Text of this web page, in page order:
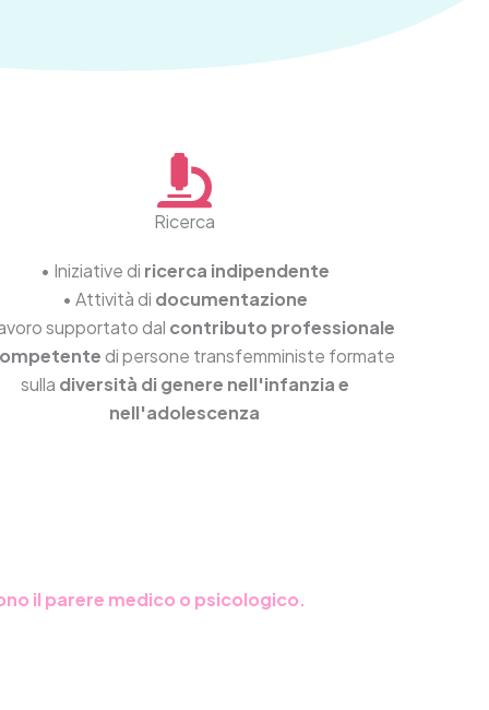
Ricerca
• Iniziative di ricerca indipendente
• Attività di documentazione
supportato dal contributo professionale
di persone transfemministe formate
sulla diversità di genere nell'infanzia e
nell'adolescenza
il parere medico o psicologico.